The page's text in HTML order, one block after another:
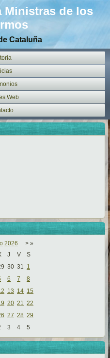
Ministras de los
Cataluña
Web
2026 > »
J V
S
30 31 1
6 7
8
13 14 15
20 21 22
27 28 29
3 4 5